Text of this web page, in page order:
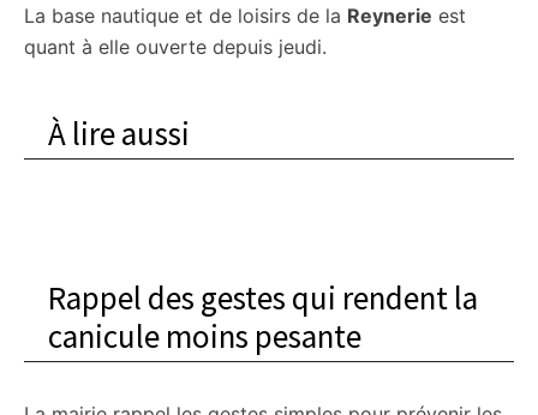
La base nautique et de loisirs de la Reynerie est
quant à elle ouverte depuis jeudi.
À lire aussi
Rappel des gestes qui rendent la
canicule moins pesante